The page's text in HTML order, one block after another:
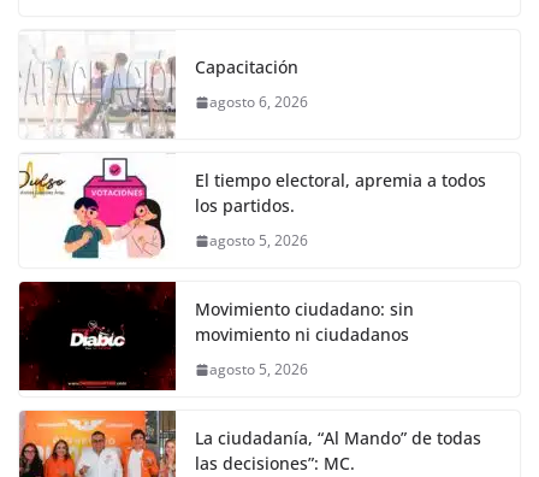
k
c
e
b
o
o
k
itt
er s
A
p
e
n
er
Capacitación
agosto 6, 2026
El tiempo electoral, apremia a todos
los partidos.
agosto 5, 2026
Movimiento ciudadano: sin
movimiento ni ciudadanos
agosto 5, 2026
La ciudadanía, “Al Mando” de todas
las decisiones”: MC.